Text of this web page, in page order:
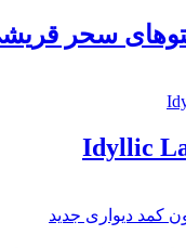
سحر
Idyllic